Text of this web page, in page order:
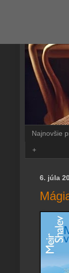
Najnovšie
+
6. júla